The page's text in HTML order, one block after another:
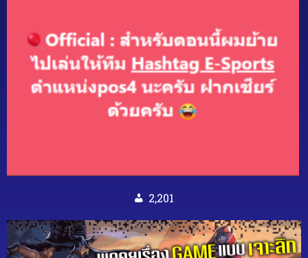
2,201